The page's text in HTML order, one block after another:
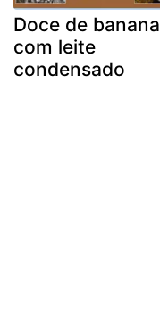
Doce de banana
com leite
condensado